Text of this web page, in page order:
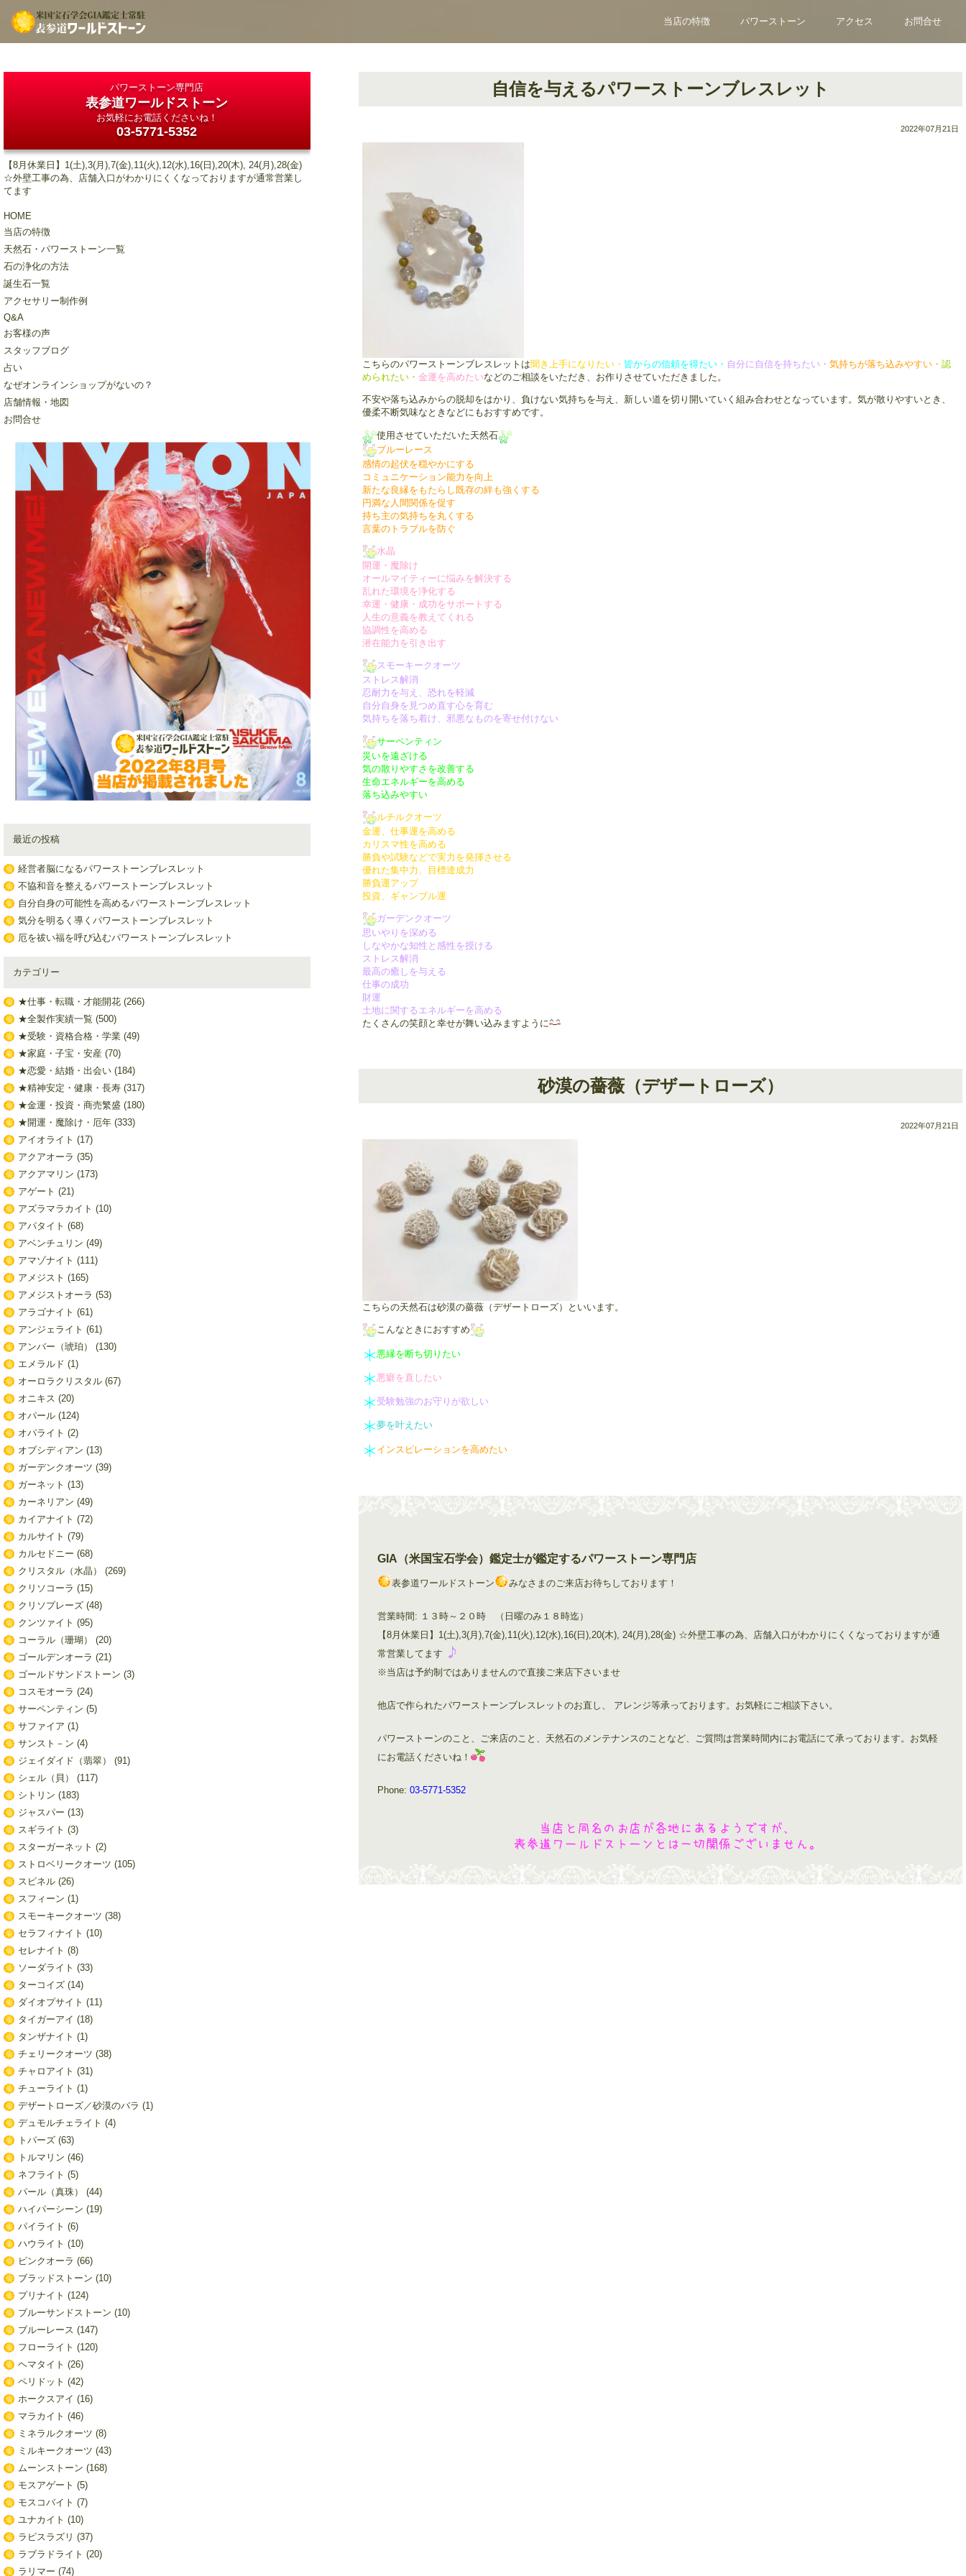
当店の特徴 パワーストーン アクセス お問合せ
自信を与えるパワーストーンブレスレット
2022年07月21日
こちらのパワーストーンブレスレットは聞き上手になりたい・ 皆からの信頼を得たい・ 自分に 自信を持ちたい・ 気持ちが落ち込みやすい・ 認
められたい・ 金運を高めたいなどのご相談をいただき、お作りさせていただきました。
不安や落ち込みからの脱却をはかり、負けない気持ちを与え、新しい道を切り開いていく組み合わせとなっています。気が散りやすいとき、
優柔不断気味なときなどにもおすすめです。
使用させていただいた天然石
ブルーレース
感情の起伏を穏やかにする
コミュニケーション能力を向上
新たな良縁をもたらし既存の絆も強くする
円満な人間関係を促す
持ち主の気持ちを丸くする
言葉のトラブルを防ぐ
水晶
開運・魔除け
オールマイティーに悩みを解決する
乱れた環境を浄化する
幸運・健康・成功をサポートする
人生の意義を教えてくれる
協調性を高める
潜在能力を引き出す
スモーキークオーツ
ストレス解消
忍耐力を与え、恐れを軽減
自分自身を見つめ直す心を育む
気持ちを落ち着け、邪悪なものを寄せ付けない
サーペンティン
災いを遠ざける
気の散りやすさを改善する
生命エネルギーを高める
落ち込みやすい
ルチルクオーツ
金運、仕事運を高める
カリスマ性を高める
勝負や試験などで実力を発揮させる
優れた集中力、目標達成力
勝負運アップ
投資、ギャンブル運
ガーデンクオーツ
思いやりを深める
しなやかな知性と感性を授ける
ストレス解消
最高の癒しを与える
仕事の成功
財運
土地に関するエネルギーを高める
たくさんの笑顔と幸せが舞い込みますように
砂漠の薔薇（デザートローズ）
2022年07月21日
こちらの天然石は砂漠の薔薇（デザートローズ）といいます。
こんなときにおすすめ
悪縁を断ち切りたい
悪癖を直したい
受験勉強のお守りが欲しい
夢を叶えたい
インスピレーションを高めたい
GIA（米国宝石学会）鑑定士が鑑定するパワーストーン専門店
表参道ワールドストーン みなさまのご来店お待ちしております！
営業時間: １３時～２０時 （日曜のみ１８時迄）
【8月休業日】1(土),3(月),7(金),11(火),12(水),16(日),20(木), 24(月),28(金) ☆外壁工事の為、店舗入口がわかりにくくなっておりますが通
常営業してます
※当店は予約制ではありませんので直接ご来店下さいませ
他店で作られたパワーストーンブレスレットのお直し、 アレンジ等承っております。お気軽にご相談下さい。
パワーストーンのこと、ご来店のこと、天然石のメンテナンスのことなど、ご質問は営業時間内にお電話にて承っております。お気軽
にお電話くださいね！
Phone:03-5771-5352
パワーストーン専門店
表参道ワールドストーン
お気軽にお電話くださいね！
03-5771-5352
【8月休業日】1(土),3(月),7(金),11(火),12(水),16(日),20(木), 24(月),28(金)
☆外壁工事の為、店舗入口がわかりにくくなっておりますが通常営業し
てます
HOME
当店の特徴
天然石・パワーストーン一覧
石の浄化の方法
誕生石一覧
アクセサリー制作例
Q&A
お客様の声
スタッフブログ
占い
なぜオンラインショップがないの？
店舗情報・地図
お問合せ
最近の投稿
経営者脳になるパワーストーンブレスレット
不協和音を整えるパワーストーンブレスレット
自分自身の可能性を高めるパワーストーンブレスレット
気分を明るく導くパワーストーンブレスレット
厄を祓い福を呼び込むパワーストーンブレスレット
カテゴリー
★仕事・転職・才能開花(266)
★全製作実績一覧 (500)
★受験・資格合格・学業(49)
★家庭・子宝・安産(70)
★恋愛・結婚・出会い(184)
★精神安定・健康・長寿(317)
★金運・投資・商売繁盛 (180)
★開運・魔除け・厄年(333)
アイオライト (17)
アクアオーラ (35)
アクアマリン (173)
アゲート (21)
アズラマラカイト (10)
アパタイト (68)
アベンチュリン (49)
アマゾナイト (111)
アメジスト (165)
アメジストオーラ (53)
アラゴナイト (61)
アンジェライト (61)
アンバー（琥珀）
(130)
エメラルド (1)
オーロラクリスタル(67)
オニキス (20)
オパール(124)
オパライト (2)
オブシディアン (13)
ガーデンクオーツ (39)
ガーネット (13)
カーネリアン (49)
カイアナイト (72)
カルサイト (79)
カルセドニー (68)
クリスタル（水晶）
(269)
クリソコーラ (15)
クリソプレーズ(48)
クンツァイト (95)
コーラル（珊瑚）
(20)
ゴールデンオーラ (21)
ゴールドサンドストーン (3)
コスモオーラ (24)
サーペンティン (5)
サファイア (1)
サンスト－ン (4)
ジェイダイド（翡翠）
(91)
シェル（貝）
(117)
シトリン (183)
ジャスパー (13)
スギライト (3)
スターガーネット (2)
ストロベリークオーツ (105)
スピネル(26)
スフィーン (1)
スモーキークオーツ (38)
セラフィナイト (10)
セレナイト (8)
ソーダライト (33)
ターコイズ(14)
ダイオプサイト (11)
タイガーアイ (18)
タンザナイト (1)
チェリークオーツ (38)
チャロアイト (31)
チューライト (1)
デザートローズ／砂漠のバラ (1)
デュモルチェライト (4)
トパーズ(63)
トルマリン (46)
ネフライト (5)
パール（真珠）
(44)
ハイパーシーン (19)
パイライト (6)
ハウライト (10)
ピンクオーラ (66)
ブラッドストーン (10)
プリナイト (124)
ブルーサンドストーン (10)
ブルーレース (147)
フローライト (120)
ヘマタイト (26)
ペリドット (42)
ホークスアイ (16)
マラカイト (46)
ミネラルクオーツ (8)
ミルキークオーツ (43)
ムーンストーン (168)
モスアゲート (5)
モスコバイト (7)
ユナカイト (10)
ラピスラズリ (37)
ラブラドライト (20)
ラリマー (74)